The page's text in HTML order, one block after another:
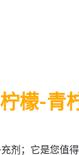
檬-青
剂；它是您值